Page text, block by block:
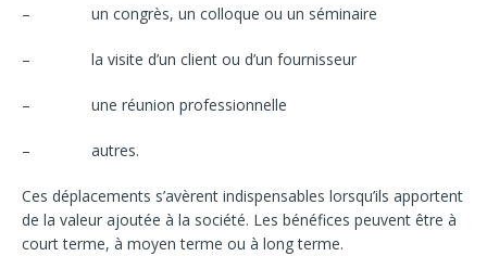
– un congrès, un colloque ou un séminaire
– la visite d’un client ou d’un fournisseur
– une réunion professionnelle
– autres.
Ces déplacements s’avèrent indispensables lorsqu’ils apportent
de la valeur ajoutée à la société. Les bénéfices peuvent être à
court terme, à moyen terme ou à long terme.